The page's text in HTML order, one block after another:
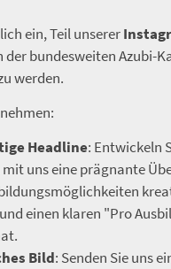
ein, Teil unserer
der bundesweiten Azubi-
werden.
Headline: Entwickeln
uns eine prägnante
einen klaren "Pro
Bild: Senden Sie uns